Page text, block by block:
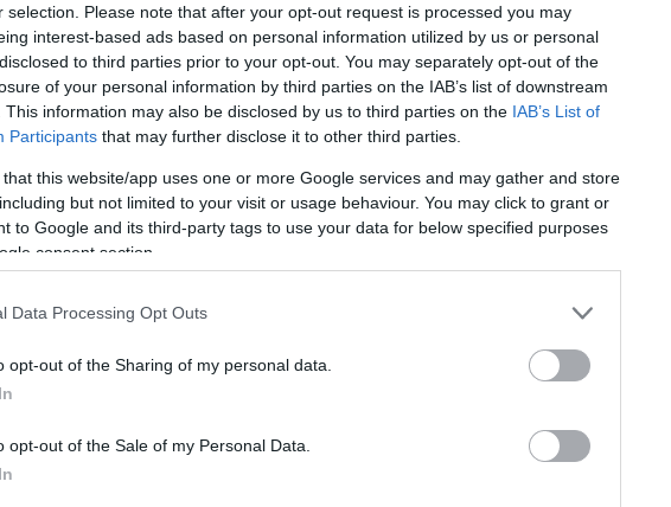
selection. Please note that after your opt-out request is processed you may
interest-based ads based on personal information utilized by us or personal
to third parties prior to your opt-out. You may separately opt-out of the
of your personal information by third parties on the IAB’s list of downstream
This information may also be disclosed by us to third parties on the IAB’s List of
Participants that may further disclose it to other third parties.
that this website/app uses one or more Google services and may gather and store
but not limited to your visit or usage behaviour. You may click to grant or
to Google and its third-party tags to use your data for below specified purposes
consent section.
Data Processing Opt Outs
opt-out of the Sharing of my personal data.
opt-out of the Sale of my Personal Data.
Vas01 parlamenti választás 2026 Rápli Róbert
EXTRA: A
NYITJA ÚJ